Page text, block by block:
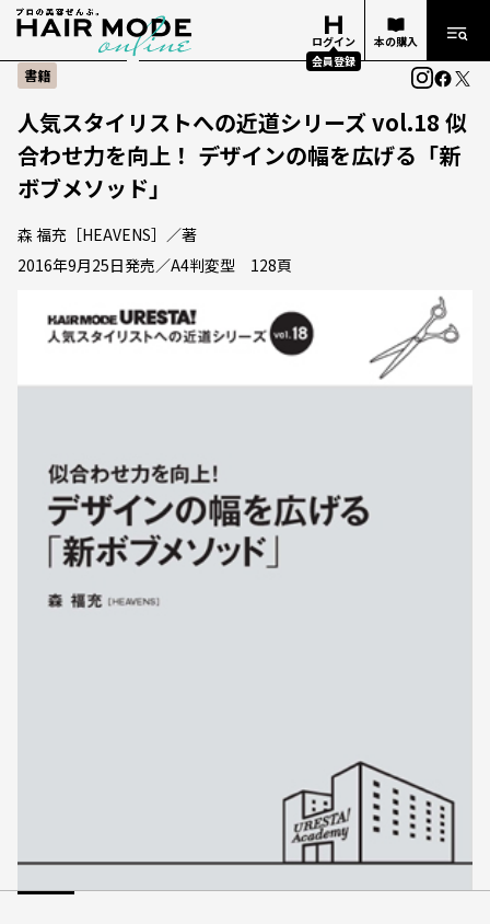
ログイン
会員登録
本の購入
書籍
人気スタイリストへの近道シリーズ vol.18 似
合わせ力を向上！ デザインの幅を広げる「新
ボブメソッド」
森 福充［HEAVENS］／著
2016年9月25日発売／A4判変型 128頁